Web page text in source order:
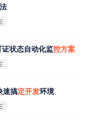
法
证状态自动化监控方案
速搞定开发环境